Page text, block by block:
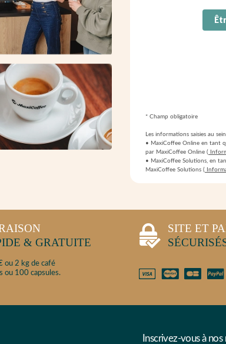
* Champ obligatoire
Les informations saisies au
• MaxiCoffee Online en tant
par MaxiCoffee Online (
• MaxiCoffee Solutions, en
MaxiCoffee Solutions (
& GRATUITE
ou 2 kg de café
ou 100 capsules.
SITE ET
Inscrivez-vous à